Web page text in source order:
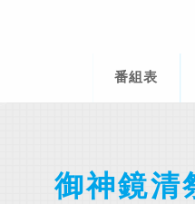
番組表
御神鏡清